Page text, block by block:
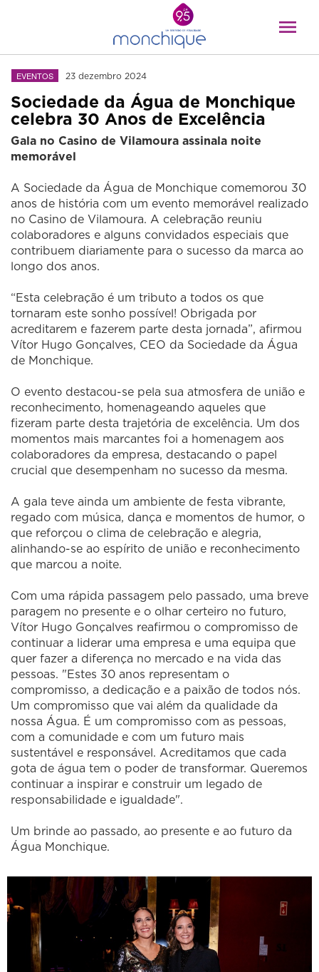
EVENTOS 23 dezembro 2024
Sociedade da Água de Monchique
celebra 30 Anos de Excelência
Gala no Casino de Vilamoura assinala noite
memorável
A Sociedade da Água de Monchique comemorou 30
anos de história com um evento memorável realizado
no Casino de Vilamoura. A celebração reuniu
colaboradores e alguns convidados especiais que
contribuem diariamente para o sucesso da marca ao
longo dos anos.
“Esta celebração é um tributo a todos os que
tornaram este sonho possível! Obrigada por
acreditarem e fazerem parte desta jornada”, afirmou
Vítor Hugo Gonçalves, CEO da Sociedade da Água
de Monchique.
O evento destacou-se pela sua atmosfera de união e
reconhecimento, homenageando aqueles que
fizeram parte desta trajetória de excelência. Um dos
momentos mais marcantes foi a homenagem aos
colaboradores da empresa, destacando o papel
crucial que desempenham no sucesso da mesma.
A gala teve ainda um ambiente de festa vibrante,
regado com música, dança e momentos de humor, o
que reforçou o clima de celebração e alegria,
alinhando-se ao espírito de união e reconhecimento
que marcou a noite.
Com uma rápida passagem pelo passado, uma breve
paragem no presente e o olhar certeiro no futuro,
Vítor Hugo Gonçalves reafirmou o compromisso de
continuar a liderar uma empresa e uma equipa que
quer fazer a diferença no mercado e na vida das
pessoas. "Estes 30 anos representam o
compromisso, a dedicação e a paixão de todos nós.
Um compromisso que vai além da qualidade da
nossa Água. É um compromisso com as pessoas,
com a comunidade e com um futuro mais
sustentável e responsável. Acreditamos que cada
gota de água tem o poder de transformar. Queremos
continuar a inspirar e construir um legado de
responsabilidade e igualdade".
Um brinde ao passado, ao presente e ao futuro da
Água Monchique.